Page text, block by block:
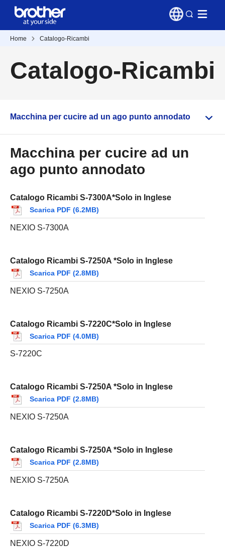
Home Catalogo-Ricambi
Catalogo-Ricambi
Macchina per cucire ad un ago punto annodato
Macchina per cucire ad un
ago punto annodato
Catalogo Ricambi S-7300A*Solo in Inglese
Scarica PDF (6.2MB)
NEXIO S-7300A
Catalogo Ricambi S-7250A *Solo in Inglese
Scarica PDF (2.8MB)
NEXIO S-7250A
Catalogo Ricambi S-7220C*Solo in Inglese
Scarica PDF (4.0MB)
S-7220C
Catalogo Ricambi S-7250A *Solo in Inglese
Scarica PDF (2.8MB)
NEXIO S-7250A
Catalogo Ricambi S-7250A *Solo in Inglese
Scarica PDF (2.8MB)
NEXIO S-7250A
Catalogo Ricambi S-7220D*Solo in Inglese
Scarica PDF (6.3MB)
NEXIO S-7220D